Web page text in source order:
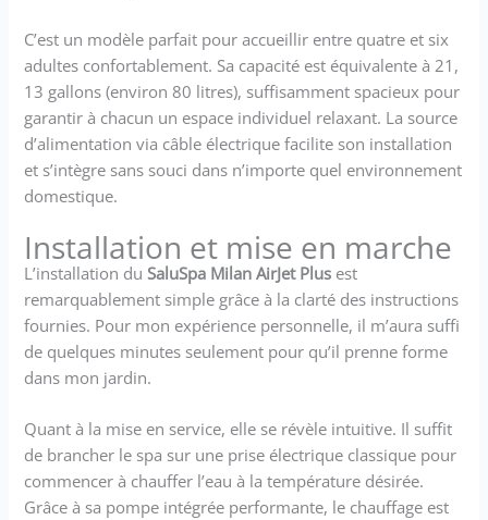
automatique ChemConnect
assure le maintien d’un
niveau stable de chlore ainsi
que sa dispersion homogène.
Contenu : 1 spa, 2 cartouches
de filtration, une couverture
gonflable isolante avec
traitement Chemconnect.
C’est un modèle parfait pour accueillir entre quatre et six
adultes confortablement. Sa capacité est équivalente à 21,
13 gallons (environ 80 litres), suffisamment spacieux pour
garantir à chacun un espace individuel relaxant. La source
d’alimentation via câble électrique facilite son installation
et s’intègre sans souci dans n’importe quel environnement
domestique.
Installation et mise en marche
L’installation duSaluSpa Milan AirJet Plus est
remarquablement simple grâce à la clarté des instructions
fournies. Pour mon expérience personnelle, il m’aura suffi
de quelques minutes seulement pour qu’il prenne forme
dans mon jardin.
Quant à la mise en service, elle se révèle intuitive. Il suffit
de brancher le spa sur une prise électrique classique pour
commencer à chauffer l’eau à la température désirée.
Grâce à sa pompe intégrée performante, le chauffage est